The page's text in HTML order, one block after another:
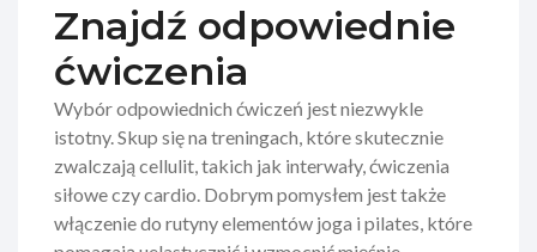
Znajdź odpowiednie
ćwiczenia
Wybór odpowiednich ćwiczeń jest niezwykle
istotny. Skup się na treningach, które skutecznie
zwalczają cellulit, takich jak interwały, ćwiczenia
siłowe czy cardio. Dobrym pomysłem jest także
włączenie do rutyny elementów joga i pilates, które